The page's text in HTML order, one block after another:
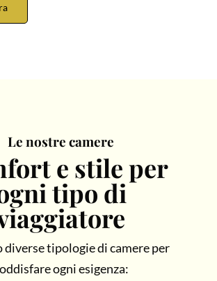
Le nostre camere
e stile per
tipo di
tipologie di camere per
ogni esigenza: